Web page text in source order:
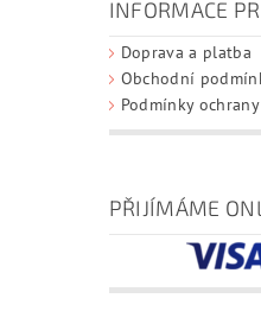
INFORMACE
Doprava a platba
Obchodní
Podmínky
PŘIJÍMÁME